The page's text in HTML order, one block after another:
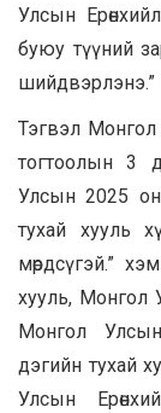
Улсын
буюу түүний
шийдвэрлэнэ.”
Тэгвэл
тогтоолын 3
Улсын 2025 оны
тухай хууль
мөрдсүгэй.”
хууль, Монгол
Монгол
дэгийн тухай
Улсын